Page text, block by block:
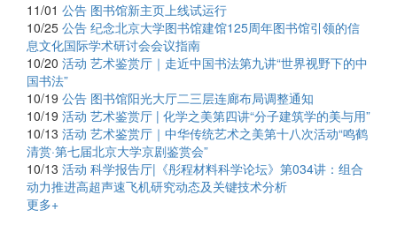
11/01 公告 图书馆新主页上线试运行
10/25 公告 纪念北京大学图书馆建馆125周年图书馆引领的信
息文化国际学术研讨会会议指南
10/20 活动 艺术鉴赏厅｜走近中国书法第九讲“世界视野下的中
国书法”
10/19 公告 图书馆阳光大厅二三层连廊布局调整通知
10/19 活动 艺术鉴赏厅 | 化学之美第四讲“分子建筑学的美与用”
10/13 活动 艺术鉴赏厅｜中华传统艺术之美第十八次活动“鸣鹤
清赏·第七届北京大学京剧鉴赏会”
10/13 活动 科学报告厅|《彤程材料科学论坛》第034讲：组合
动力推进高超声速飞机研究动态及关键技术分析
更多+